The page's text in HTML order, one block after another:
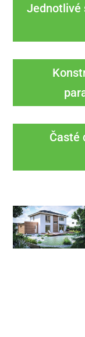
Jednotlivé
Časté